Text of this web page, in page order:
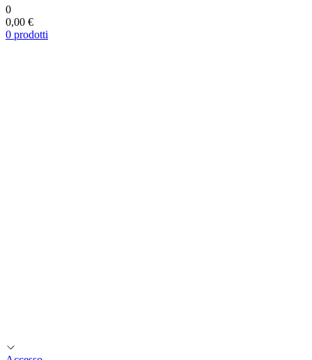
0
0,00 €
0 prodotti